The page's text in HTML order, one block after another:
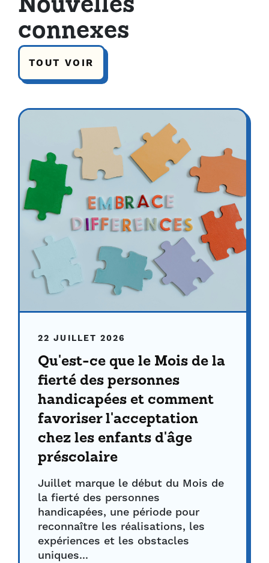
Nouvelles
connexes
TOUT VOIR
22 JUILLET 2026
Qu'est-ce que le Mois de la
fierté des personnes
handicapées et comment
favoriser l'acceptation
chez les enfants d'âge
préscolaire
Juillet marque le début du Mois de
la fierté des personnes
handicapées, une période pour
reconnaître les réalisations, les
expériences et les obstacles
uniques...